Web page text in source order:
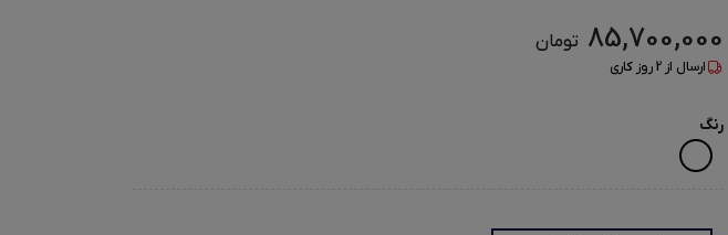
85,700,000 تومان
ارسال از 2روز کاری
رنگ